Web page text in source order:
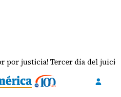
Tercer día del juicio por el